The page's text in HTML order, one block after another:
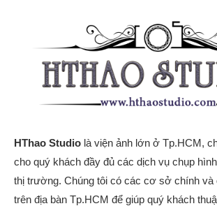
HThao Studio là viện ảnh lớn ở Tp.HCM,
cho quý khách đầy đủ các dịch vụ chụp
thị trường. Chúng tôi có các cơ sở chính
trên địa bàn Tp.HCM để giúp quý khách